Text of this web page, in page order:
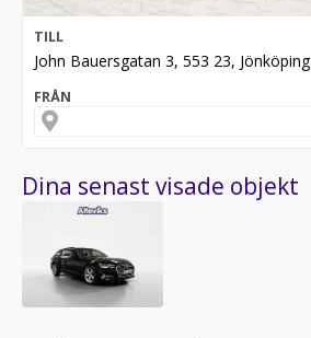
TILL
John Bauersgatan 3, 553 23, Jönköping
FRÅN
Dina senast visade objekt